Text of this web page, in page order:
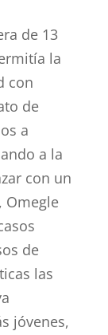
de 13
la
con
de
a
a la
con un
Omegle
de
las
jóvenes,